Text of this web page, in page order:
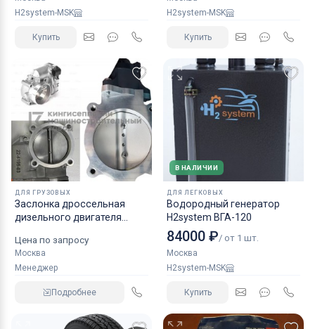
H2system-MSK
Купить
H2system-MSK
Купить
ДЛЯ ГРУЗОВЫХ
Заслонка дроссельная
дизельного двигателя
Цена по запросу
Москва
Менеджер
Подробнее
В НАЛИЧИИ
ДЛЯ ЛЕГКОВЫХ
Водородный генератор
H2system ВГА-120
84000 ₽/ от 1 шт.
Москва
H2system-MSK
Купить